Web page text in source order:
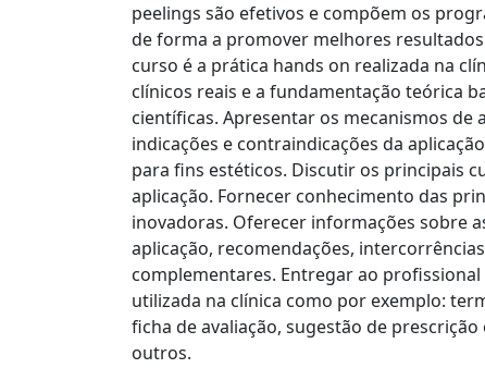
peelings são efetivos e compõem os
de forma a promover melhores
curso é a prática hands on realizada na
clínicos reais e a fundamentação teórica
científicas. Apresentar os mecanismos de
indicações e contraindicações da
para fins estéticos. Discutir os principais
aplicação. Fornecer conhecimento das
inovadoras. Oferecer informações sobre
aplicação, recomendações,
complementares. Entregar ao
utilizada na clínica como por exemplo:
ficha de avaliação, sugestão de
outros.